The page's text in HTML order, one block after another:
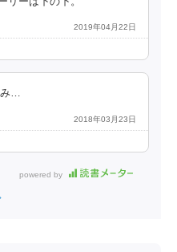
2019年04月22日
み…
2018年03月23日
powered by